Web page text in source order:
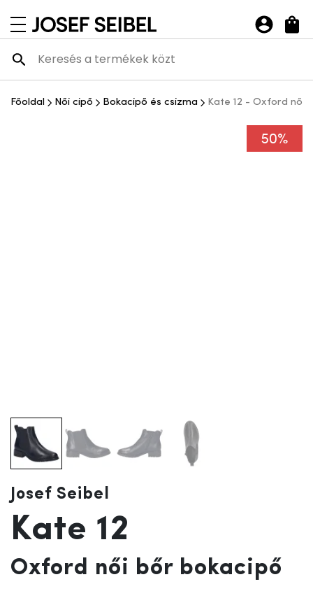
navigációs menü megnyitása
Josef Seibel Webshop
Főoldal Női cipő Bokacipő és csizma Kate 12 - Oxford női
50%
Josef Seibel
Kate 12
Oxford női bőr bokacipő